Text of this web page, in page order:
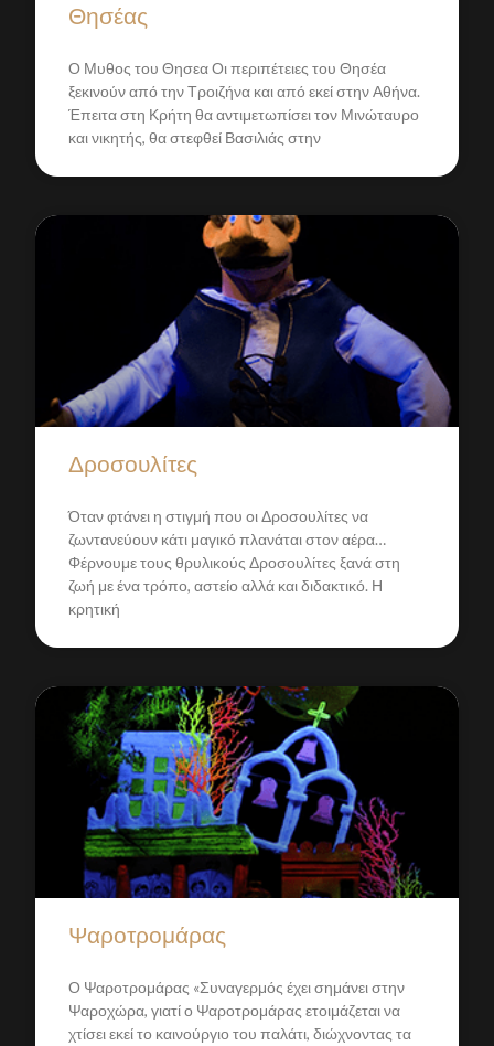
Θησέας
Ο Μυθος του Θησεα Οι περιπέτειες του Θησέα
ξεκινούν από την Τροιζήνα και από εκεί στην Αθήνα.
Έπειτα στη Κρήτη θα αντιμετωπίσει τον Μινώταυρο
και νικητής, θα στεφθεί Βασιλιάς στην
Δροσουλίτες
Όταν φτάνει η στιγμή που οι Δροσουλίτες να
ζωντανεύουν κάτι μαγικό πλανάται στον αέρα…
Φέρνουμε τους θρυλικούς Δροσουλίτες ξανά στη
ζωή με ένα τρόπο, αστείο αλλά και διδακτικό. Η
κρητική
Ψαροτρομάρας
Ο Ψαροτρομάρας «Συναγερμός έχει σημάνει στην
Ψαροχώρα, γιατί ο Ψαροτρομάρας ετοιμάζεται να
χτίσει εκεί το καινούργιο του παλάτι, διώχνοντας τα